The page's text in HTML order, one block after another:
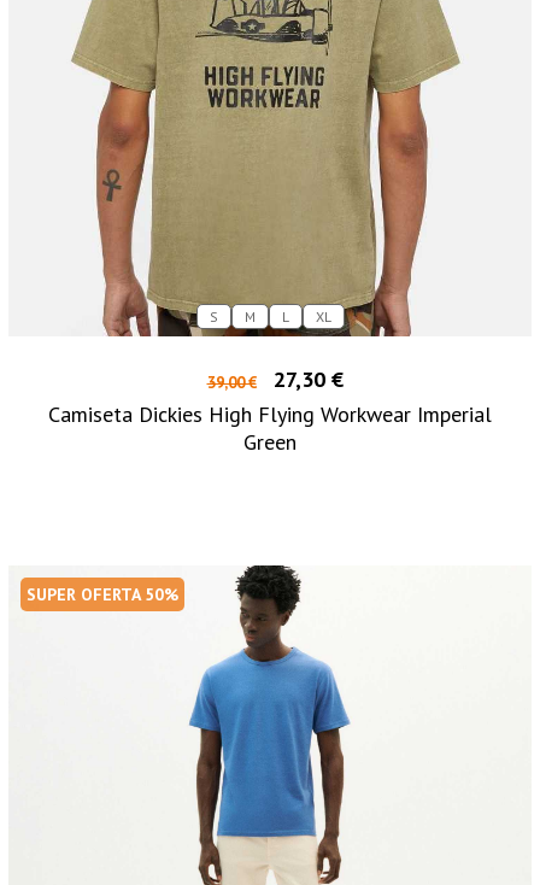
S M L XL
39,00 €
27,30 €
Camiseta Dickies High Flying Workwear Imperial
Green
SUPER OFERTA 50%